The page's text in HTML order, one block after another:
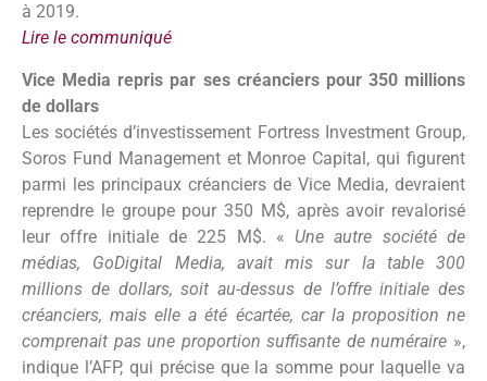
à 2019.
Lire le communiqué
Vice Media repris par ses créanciers pour 350 millions
de dollars
Les sociétés d’investissement Fortress Investment Group,
Soros Fund Management et Monroe Capital, qui figurent
parmi les principaux créanciers de Vice Media, devraient
reprendre le groupe pour 350 M$, après avoir revalorisé
leur offre initiale de 225 M$. « Une autre société de
médias, GoDigital Media, avait mis sur la table 300
millions de dollars, soit au-dessus de l’offre initiale des
créanciers, mais elle a été écartée, car la proposition ne
comprenait pas une proportion suffisante de numéraire »,
indique l’AFP, qui précise que la somme pour laquelle va